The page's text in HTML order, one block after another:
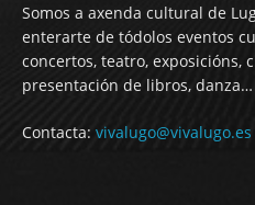
Somos a axenda cultural de
enterarte de tódolos eventos
concertos, teatro, exposicións,
presentación de libros, danza…
Contacta: vivalugo@vivalugo.es